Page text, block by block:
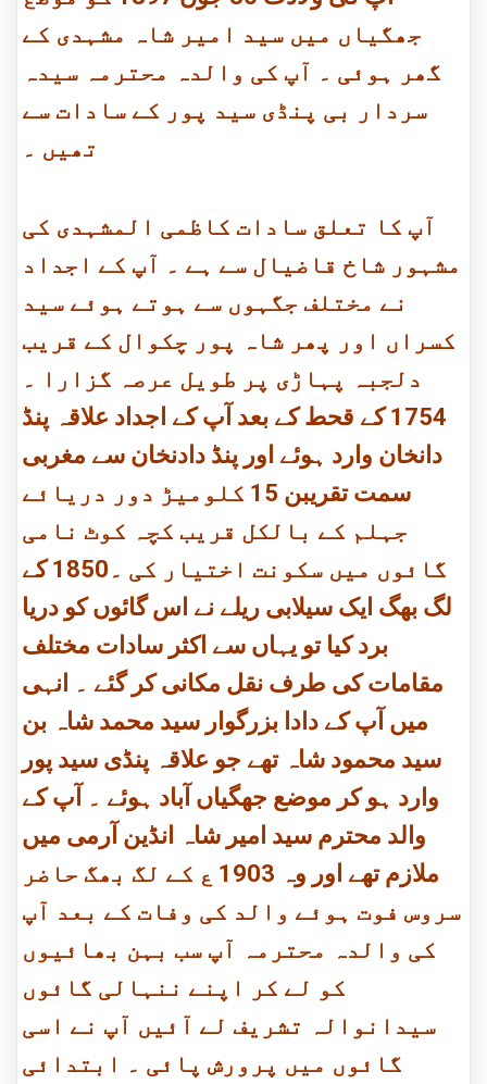
جھگیاں میں سید امیر شاہ مشہدی کے
گھر ہوئی ۔ آپ کی والدہ محترمہ سیدہ
سردار بی پنڈی سید پور کے سادات سے
تھیں ۔
آپ کا تعلق سادات کاظمی المشہدی کی
مشہور شاخ قاضیال سے ہے ۔ آپ کے اجداد
نے مختلف جگہوں سے ہوتے ہوئے سید
کسراں اور پھر شاہ پور چکوال کے قریب
دلجبہ پہاڑی پر طویل عرصہ گزارا ۔
1754 کے قحط کے بعد آپ کے اجداد علاقہ پنڈ
دانخان وارد ہوئے اور پنڈ دادنخان سے مغربی
سمت تقریبن 15 کلومیڑ دور دریائے
جہلم کے بالکل قریب کچہ کوٹ نامی
گائوں میں سکونت اختیار کی ۔1850 کے
لگ بھگ ایک سیلابی ریلے نے اس گائوں کو دریا
برد کیا تو یہاں سے اکثر سادات مختلف
مقامات کی طرف نقل مکانی کر گئے ۔ انہی
میں آپ کے دادا بزرگوار سید محمد شاہ بن
سید محمود شاہ تھے جو علاقہ پنڈی سید پور
وارد ہو کر موضع جھگیاں آباد ہوئے ۔ آپ کے
والد محترم سید امیر شاہ انڈین آرمی میں
ملازم تھے اور وہ 1903 ع کے لگ بھگ حاضر
سروس فوت ہوئے والد کی وفات کے بعد آپ
کی والدہ محترمہ آپ سب بہن بھائیوں
کو لے کر اپنے ننہالی گائوں
سیدانوالہ تشریف لے آئیں آپ نے اسی
گائوں میں پرورش پائی ۔ ابتدائی